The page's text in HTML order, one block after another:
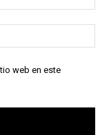
web en este